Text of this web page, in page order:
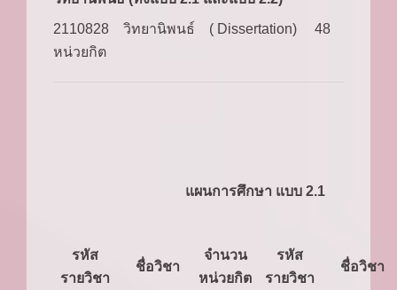
2110828 วิทยานิพนธ์ ( Dissertation) 48
หน่วยกิต
แผนการศึกษา แบบ 2.1
รหัส
รายวิชา
ชื่อวิชา
จำนวน
หน่วยกิต
รหัส
รายวิชา
ชื่อวิชา